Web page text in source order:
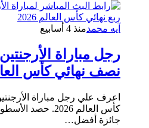
آيه محمدمنذ 4 أسابيع
رجل مباراة
نصف نهائي كأس العالم
اعرف علي رجل مباراة
كأس العالم 2026.
جائزة أفضل…